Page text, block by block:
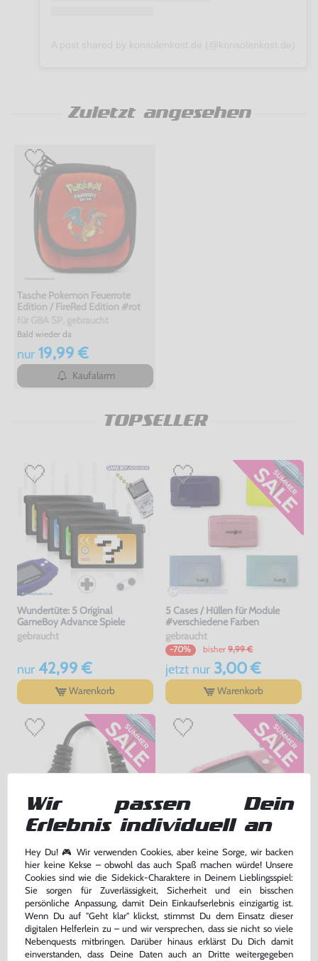
Zuletzt angesehen
Tasche Pokemon Feuerrote
Edition / FireRed Edition #rot
Bald wieder da
nur19,99 €
Kaufalarm
TOPSELLER
Wundertüte: 5 Original
GameBoy Advance Spiele
gebraucht
nur42,99 €
Warenkorb
5 Cases / Hüllen für Module
#verschiedene Farben
gebraucht
-70% bisher 9,99 €
jetzt nur3,00 €
Warenkorb
Kopfhörer Adapter Klinke 3,5 GB
Advance / GBA SP
ohne OVP, NEU
-30% bisher 5,00 €
jetzt nur3,50 €
Warenkorb
Konsole #pink - rosa / Clear Red
gebraucht, NEUWERTIG
nur189,99 €
Warenkorb
Wir passen Dein
Erlebnis individuell an
Hey Du! 🎮 Wir verwenden Cookies, aber keine Sorge, wir backen
hier keine Kekse – obwohl das auch Spaß machen würde! Unsere
Cookies sind wie die Sidekick-Charaktere in Deinem Lieblingsspiel:
Sie sorgen für Zuverlässigkeit, Sicherheit und ein bisschen
persönliche Anpassung, damit Dein Einkaufserlebnis einzigartig ist.
Wenn Du auf "Geht klar" klickst, stimmst Du dem Einsatz dieser
digitalen Helferlein zu – und wir versprechen, dass sie nicht so viele
Nebenquests mitbringen. Darüber hinaus erklärst Du Dich damit
einverstanden, dass Deine Daten auch an Dritte weitergegeben